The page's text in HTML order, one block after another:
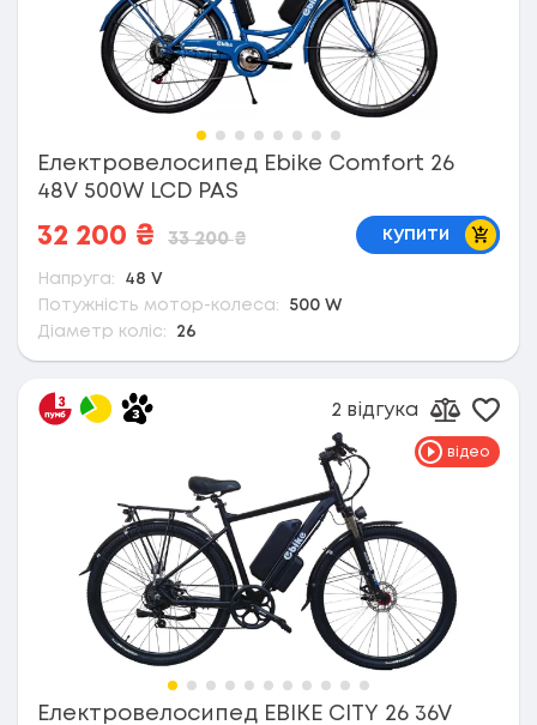
Електровелосипед Ebike Comfort 26
48V 500W LCD PAS
32 200 ₴ 33 200₴ купити В
Напруга:
48 V
Потужність мотор-колеса:
500 W
Діаметр коліс:
26
Електровелосипед EBIKE CITY 26 36V
відео
2 відгука
Додати